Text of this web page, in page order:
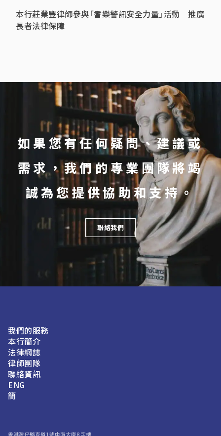
本行莊業豐律師參與「耆樂警訊安全力量」活動 推廣
長者法律保障
如果您有任何疑問、建議或
需求，我們的專業團隊將竭
誠為您提供協助和支持。
聯絡我們
我們的服務
本行簡介
法律網誌
律師團隊
聯絡資訊
ENG
簡
香港灣仔駱克道1號中南大廈8字樓